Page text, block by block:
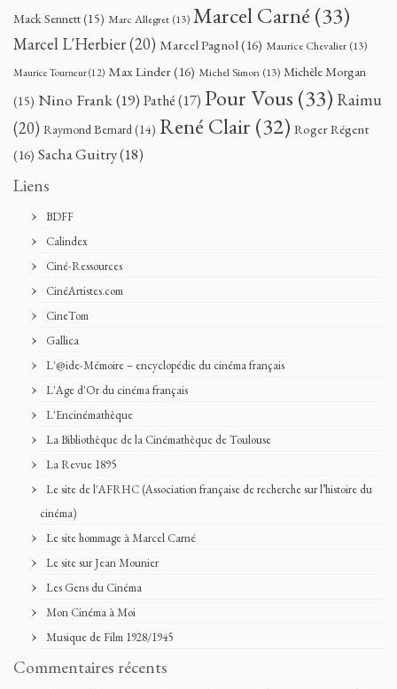
Mack Sennett(15) Marc Allegret (13) Marcel Carné (33)
Marcel L'Herbier(20) Marcel Pagnol(16) Maurice Chevalier (13)
Maurice Tourneur(12) Max Linder(16) Michel Simon (13) Michèle Morgan
(15) Nino Frank(19) Pathé(17) Pour Vous (33) Raimu
(20) Raymond Bernard(14) René Clair (32) Roger Régent
(16) Sacha Guitry(18)
Liens
BDFF
Calindex
Ciné-Ressources
CinéArtistes.com
CineTom
Gallica
L'@ide-Mémoire – encyclopédie du cinéma français
L'Age d'Or du cinéma français
L'Encinémathèque
La Bibliothèque de la Cinémathèque de Toulouse
La Revue 1895
Le site de l'AFRHC (Association française de recherche sur l’histoire du
cinéma)
Le site hommage à Marcel Carné
Le site sur Jean Mounier
Les Gens du Cinéma
Mon Cinéma à Moi
Musique de Film 1928/1945
Commentaires récents